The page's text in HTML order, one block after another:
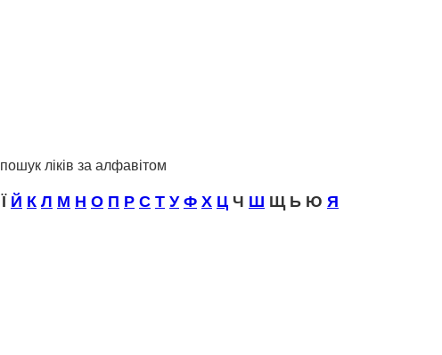
пошук ліків за алфавітом
ЇЙ КЛ М Н О П РСТУФХ Ц Ч Ш Щ Ь Ю Я